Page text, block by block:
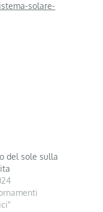
solare-
del sole sulla